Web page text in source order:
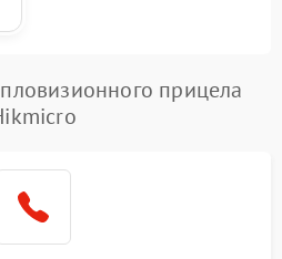
прицела